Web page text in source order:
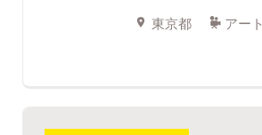
東京都 アート